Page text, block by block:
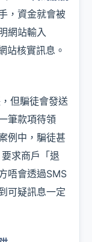
，資金就會被
網站輸入
站核實訊息。
但騙徒會發送
筆款項待領
例中，騙徒甚
求商戶「退
唔會透過SMS
可疑訊息一定